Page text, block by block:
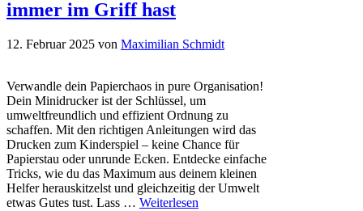
immer im Griff hast
12. Februar 2025 von Maximilian Schmidt
Verwandle dein Papierchaos in pure Organisation!
Dein Minidrucker ist der Schlüssel, um
umweltfreundlich und effizient Ordnung zu
schaffen. Mit den richtigen Anleitungen wird das
Drucken zum Kinderspiel – keine Chance für
Papierstau oder unrunde Ecken. Entdecke einfache
Tricks, wie du das Maximum aus deinem kleinen
Helfer herauskitzelst und gleichzeitig der Umwelt
etwas Gutes tust. Lass … Weiterlesen